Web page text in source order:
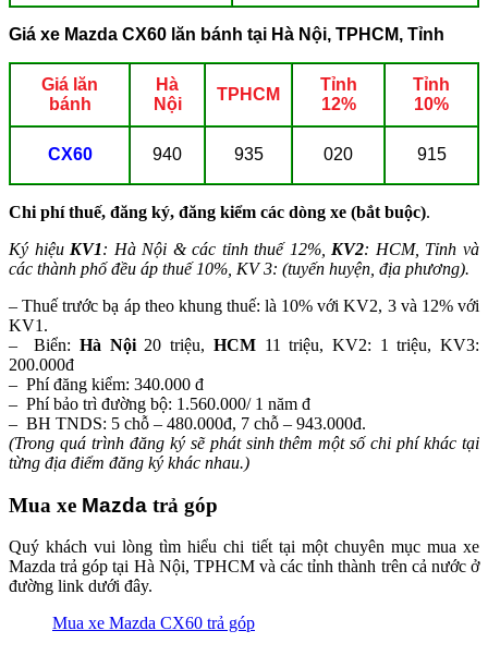
Giá xe Mazda CX60 lăn bánh tại Hà Nội, TPHCM, Tỉnh
Giá lăn
bánh
Hà
Nội
TPHCM
Tỉnh
12%
Tỉnh
10%
CX60 940 935 020 915
Chi phí thuế, đăng ký, đăng kiểm các dòng xe (bắt buộc).
Ký hiệu KV1: Hà Nội & các tỉnh thuế 12%, KV2: HCM, Tỉnh và
các thành phố đều áp thuế 10%, KV 3: (tuyến huyện, địa phương).
– Thuế trước bạ áp theo khung thuế: là 10% với KV2, 3 và 12% với
KV1.
– Biển:Hà Nội20 triệu, HCM11 triệu, KV2: 1 triệu, KV3:
200.000đ
– Phí đăng kiểm: 340.000 đ
– Phí bảo trì đường bộ: 1.560.000/ 1 năm đ
– BH TNDS: 5 chỗ – 480.000đ, 7 chỗ – 943.000đ.
(Trong quá trình đăng ký sẽ phát sinh thêm một số chi phí khác tại
từng địa điểm đăng ký khác nhau.)
Mua xe Mazda trả góp
Quý khách vui lòng tìm hiểu chi tiết tại một chuyên mục mua xe
Mazda trả góp tại Hà Nội, TPHCM và các tỉnh thành trên cả nước ở
đường link dưới đây.
Mua xe Mazda CX60 trả góp